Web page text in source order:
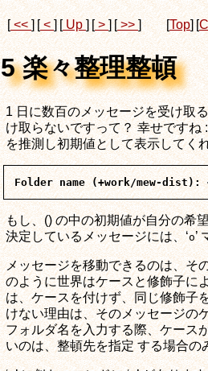
[ << ] [ < ] [ Up ] [ > ] [ >> ] [Top] [
5 楽々整理整頓
1 日に数百のメッセージを受け取
け取らないですって？ 幸せですね
を推測し初期値として表示してく
もし、() の中の初期値が自分の希
決定しているメッセージには、‘o’
メッセージを移動できるのは、そ
のように世界はケースと修飾子に
は、ケースを付けず、同じ修飾子
けない理由は、そのメッセージの
フォルダ名を入力する際、ケース
いのは、整頓先を指定 する場合の